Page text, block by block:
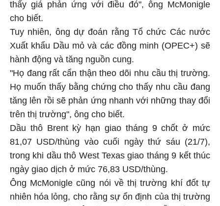
thấy giá phản ứng với điều đó", ông McMonigle
cho biết.
Tuy nhiên, ông dự đoán rằng Tổ chức Các nước
Xuất khẩu Dầu mỏ và các đồng minh (OPEC+) sẽ
hành động và tăng nguồn cung.
"Họ đang rất cẩn thận theo dõi nhu cầu thị trường.
Họ muốn thấy bằng chứng cho thấy nhu cầu đang
tăng lên rồi sẽ phản ứng nhanh với những thay đổi
trên thị trường", ông cho biết.
Dầu thô Brent kỳ hạn giao tháng 9 chốt ở mức
81,07 USD/thùng vào cuối ngày thứ sáu (21/7),
trong khi dầu thô West Texas giao tháng 9 kết thúc
ngày giao dịch ở mức 76,83 USD/thùng.
Ông McMonigle cũng nói về thị trường khí đốt tự
nhiên hóa lỏng, cho rằng sự ổn định của thị trường